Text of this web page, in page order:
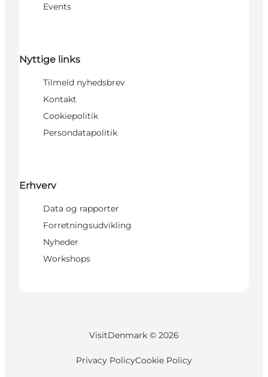
Events
Nyttige links
Tilmeld nyhedsbrev
Kontakt
Cookiepolitik
Persondatapolitik
Erhverv
Data og rapporter
Forretningsudvikling
Nyheder
Workshops
VisitDenmark © 2026
Privacy PolicyCookie Policy